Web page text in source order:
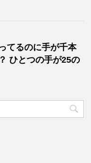
てるのに手が千本
ひとつの手が25の